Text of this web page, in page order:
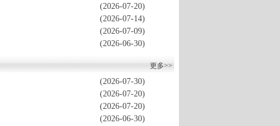
(2026-07-20)
(2026-07-14)
(2026-07-09)
(2026-06-30)
更多>>
(2026-07-30)
(2026-07-20)
(2026-07-20)
(2026-06-30)